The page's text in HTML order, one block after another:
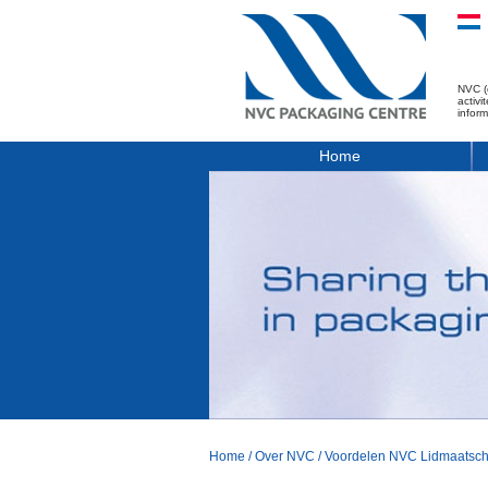
NVC
Home
Home /Over NVC /Voordelen NVC